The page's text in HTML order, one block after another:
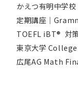
かえつ有明中学
定期講座｜
TOEFL iBT® 対
東京大学
広尾AG Math